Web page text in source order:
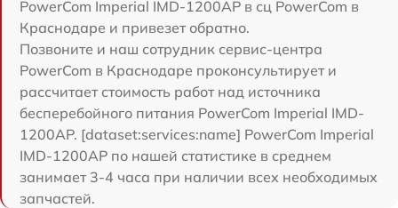
PowerCom Imperial IMD-1200AP в сц PowerCom в
Краснодаре и привезет обратно.
Позвоните и наш сотрудник сервис-центра
PowerCom в Краснодаре проконсультирует и
рассчитает стоимость работ над источника
бесперебойного питания PowerCom Imperial IMD-
1200AP. [dataset:services:name] PowerCom Imperial
IMD-1200AP по нашей статистике в среднем
занимает 3-4 часа при наличии всех необходимых
запчастей.